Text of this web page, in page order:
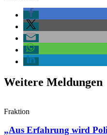
Weitere Meldungen
Fraktion
„Aus Erfahrung wird